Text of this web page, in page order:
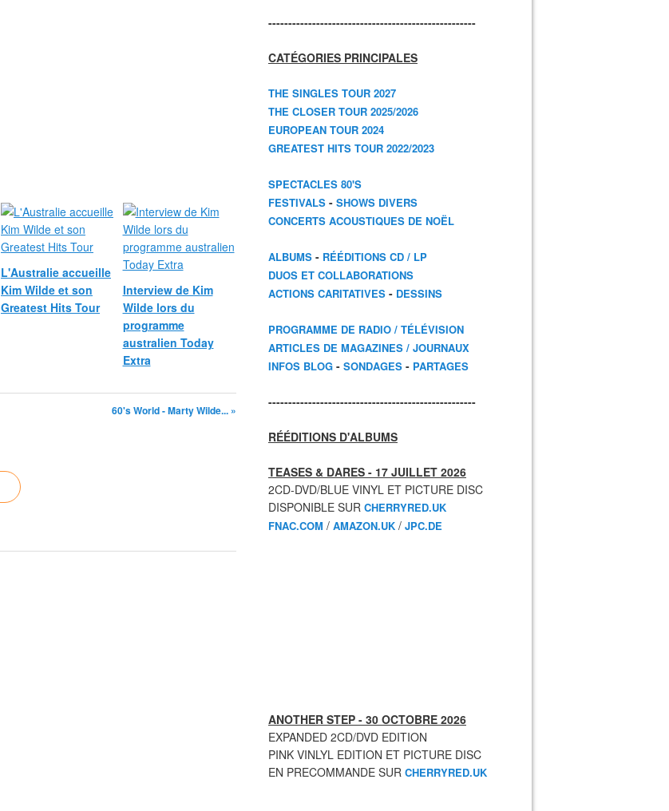
L'Australie accueille
Kim Wilde et son
Greatest Hits Tour
Interview de Kim
Wilde lors du
programme
australien Today
Extra
60's World - Marty Wilde... »
----------------------------------------------------
CATÉGORIES PRINCIPALES
THE SINGLES TOUR 2027
THE CLOSER TOUR 2025/2026
EUROPEAN TOUR 2024
GREATEST HITS TOUR 2022/2023
SPECTACLES 80'S
FESTIVALS - SHOWS DIVERS
CONCERTS ACOUSTIQUES DE NOËL
ALBUMS - RÉÉDITIONS CD / LP
DUOS ET COLLABORATIONS
ACTIONS CARITATIVES - DESSINS
PROGRAMME DE RADIO / TÉLÉVISION
ARTICLES DE MAGAZINES / JOURNAUX
INFOS BLOG - SONDAGES - PARTAGES
----------------------------------------------------
RÉÉDITIONS D'ALBUMS
TEASES & DARES - 17 JUILLET 2026
2CD-DVD/BLUE VINYL ET PICTURE DISC
DISPONIBLE SUR CHERRYRED.UK
FNAC.COM / AMAZON.UK / JPC.DE
ANOTHER STEP - 30 OCTOBRE 2026
EXPANDED 2CD/DVD EDITION
PINK VINLYL EDITION ET PICTURE DISC
EN PRECOMMANDE SUR CHERRYRED.UK